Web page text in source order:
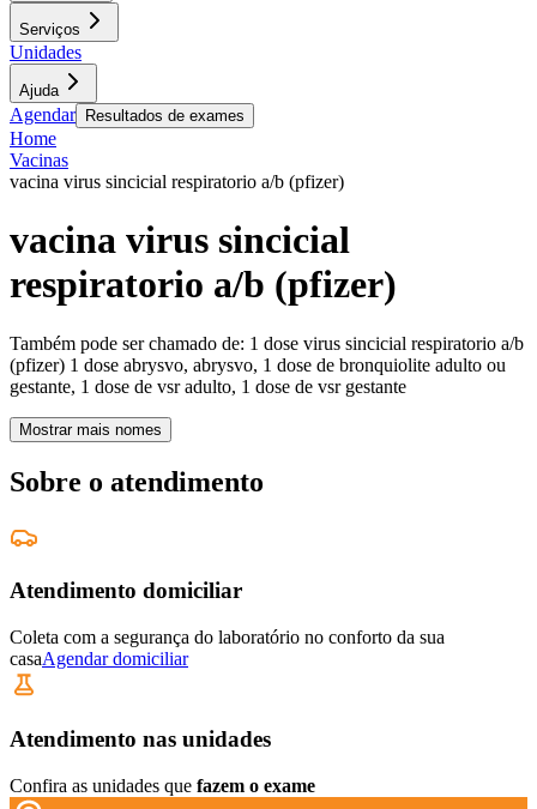
Serviços
Unidades
Ajuda
Agendar Resultados de exames
Home
Vacinas
vacina virus sincicial respiratorio a/b (pfizer)
vacina virus sincicial
respiratorio a/b (pfizer)
Também pode ser chamado de: 1 dose virus sincicial respiratorio a/b
(pfizer) 1 dose abrysvo, abrysvo, 1 dose de bronquiolite adulto ou
gestante, 1 dose de vsr adulto, 1 dose de vsr gestante
Mostrar mais nomes
Sobre o atendimento
Atendimento domiciliar
Coleta com a segurança do laboratório no conforto da sua
casaAgendar domiciliar
Atendimento nas unidades
Confira as unidades que fazem o exame